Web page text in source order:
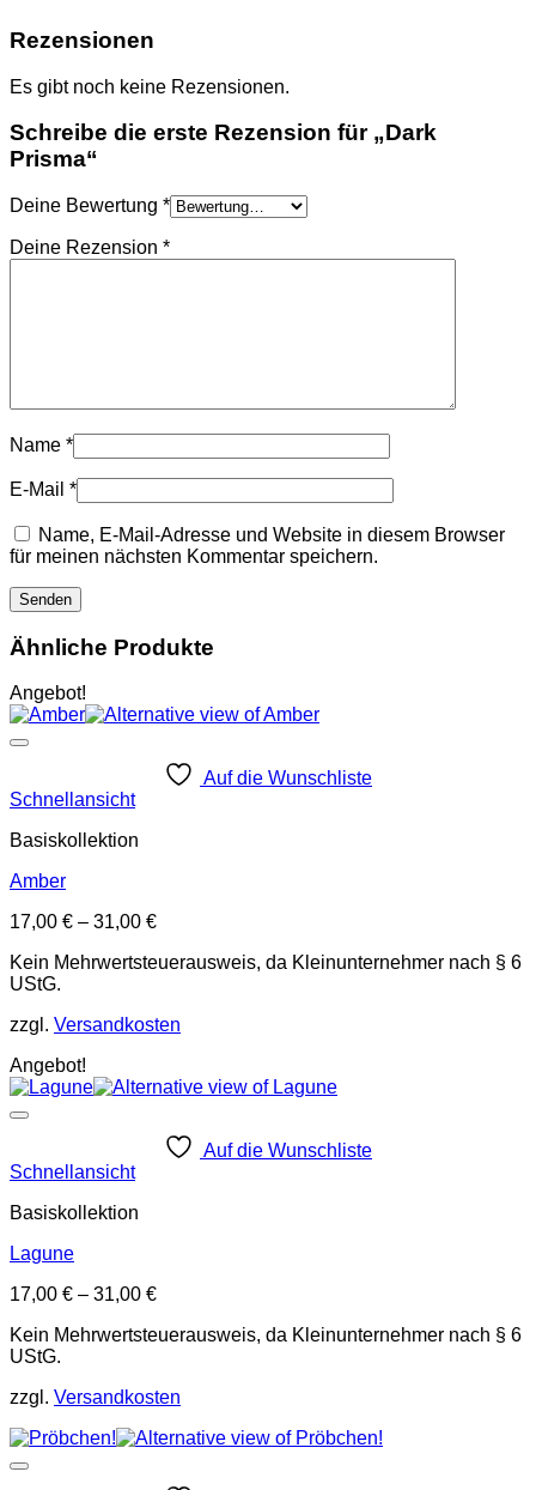
Rezensionen
Es gibt noch keine Rezensionen.
Schreibe die erste Rezension für „Dark
Prisma“
Deine Bewertung *
Deine Rezension *
Name *
E-Mail *
Name, E-Mail-Adresse und Website in diesem Browser
für meinen nächsten Kommentar speichern.
Ähnliche Produkte
Angebot!
Auf die Wunschliste
Schnellansicht
Basiskollektion
Amber
17,00 € – 31,00 €
Kein Mehrwertsteuerausweis, da Kleinunternehmer nach § 6
UStG.
zzgl. Versandkosten
Angebot!
Auf die Wunschliste
Schnellansicht
Basiskollektion
Lagune
17,00 € – 31,00 €
Kein Mehrwertsteuerausweis, da Kleinunternehmer nach § 6
UStG.
zzgl. Versandkosten